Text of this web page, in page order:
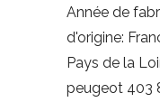
Année de
d'origine:
Pays de la
peugeot 403